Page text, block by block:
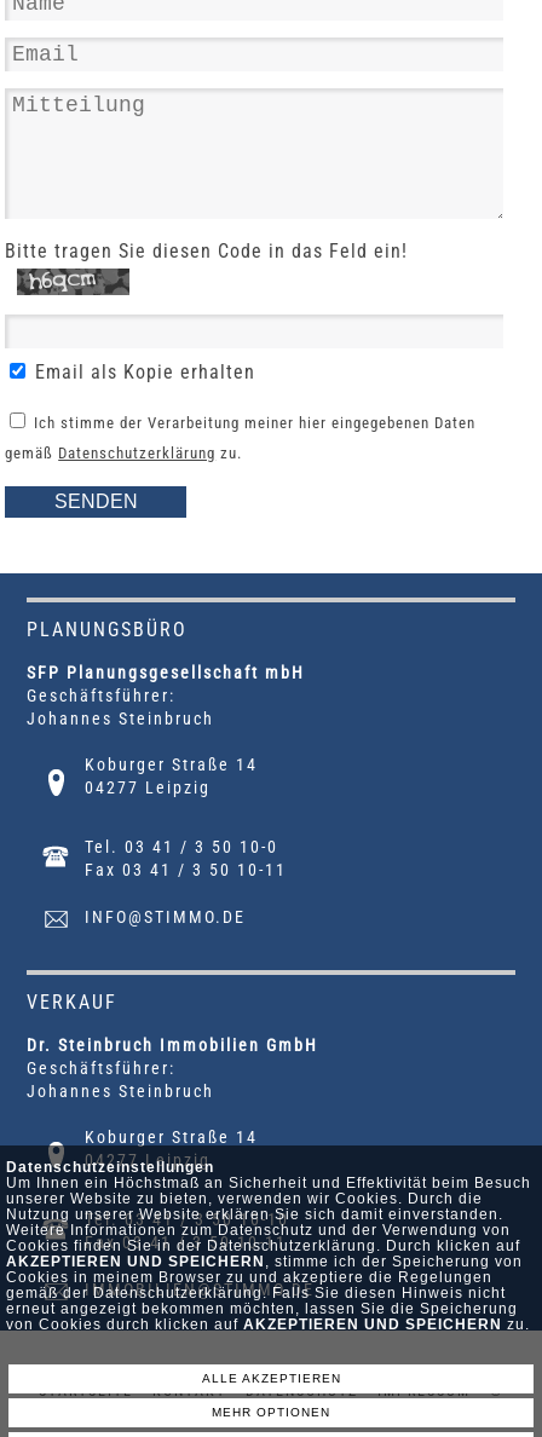
Datenschutzeinstellungen
Um Ihnen ein Höchstmaß an Sicherheit und Effektivität beim Besuch
unserer Website zu bieten, verwenden wir Cookies. Durch die
Nutzung unserer Website erklären Sie sich damit einverstanden.
Weitere Informationen zum Datenschutz und der Verwendung von
Cookies finden Sie in der Datenschutzerklärung. Durch klicken auf
AKZEPTIEREN UND SPEICHERN , stimme ich der Speicherung von
Cookies in meinem Browser zu und akzeptiere die Regelungen
gemäß der Datenschutzerklärung. Falls Sie diesen Hinweis nicht
erneut angezeigt bekommen möchten, lassen Sie die Speicherung
von Cookies durch klicken auf AKZEPTIEREN UND SPEICHERN zu.
ALLE AKZEPTIEREN
MEHR OPTIONEN
Bitte tragen Sie diesen Code in das Feld ein!
Email als Kopie erhalten
Ich stimme der Verarbeitung meiner hier eingegebenen Daten
gemäß Datenschutzerklärung zu.
PLANUNGSBÜRO
SFP Planungsgesellschaft mbH
Geschäftsführer:
Johannes Steinbruch
Koburger Straße 14
04277 Leipzig
Tel. 03 41 / 3 50 10-0
Fax 03 41 / 3 50 10-11
INFO@STIMMO.DE
VERKAUF
Dr. Steinbruch Immobilien GmbH
Geschäftsführer:
Johannes Steinbruch
Koburger Straße 14
04277 Leipzig
Tel. 03 41 / 3 50 10-10
Fax 03 41 / 3 50 10-11
IMMOBILIEN@STIMMO.DE
STARTSEITE • KONTAKT • DATENSCHUTZ • IMPRESSUM • ©
POWERED BY SERVER-TEAM